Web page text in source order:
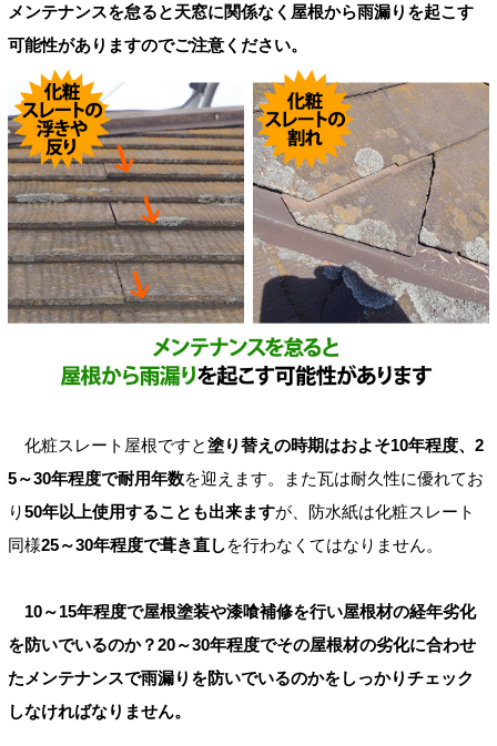
メンテナンスを怠ると天窓に関係なく屋根から雨漏りを起こす
可能性がありますのでご注意ください。
化粧スレート屋根ですと塗り替えの時期はおよそ10年程度、2
5～30年程度で耐用年数を迎えます。また瓦は耐久性に優れてお
り50年以上使用することも出来ますが、防水紙は化粧スレート
同様25～30年程度で葺き直しを行わなくてはなりません。
10～15年程度で屋根塗装や漆喰補修を行い屋根材の経年劣化
を防いでいるのか？20～30年程度でその屋根材の劣化に合わせ
たメンテナンスで雨漏りを防いでいるのかをしっかりチェック
しなければなりません。